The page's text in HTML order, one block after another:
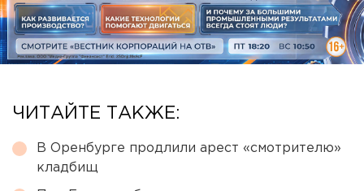
ЧИТАЙТЕ ТАКЖЕ:
В Оренбурге продлили арест «смотрителю»
кладбищ